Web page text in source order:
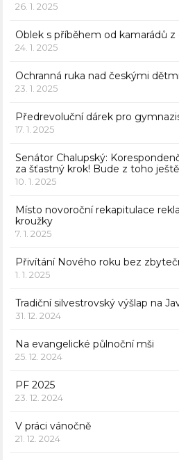
26. 1. 2025
Oblek s příběhem od kamarádů
24. 1. 2025
Ochranná ruka nad českými
23. 1. 2025
Předrevoluční dárek pro
17. 1. 2025
Senátor Chalupský:
za šťastný krok! Bude z toho
10. 1. 2025
Místo novoroční rekapitulace
kroužky
7. 1. 2025
Přivítání Nového roku bez
1. 1. 2025
Tradiční silvestrovský výšlap na
31. 12. 2024
Na evangelické půlnoční mši
25. 12. 2024
PF 2025
23. 12. 2024
V práci vánočně
21. 12. 2024